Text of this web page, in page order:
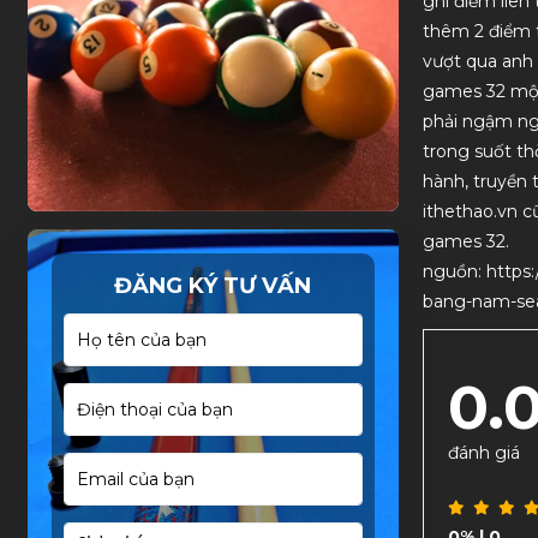
ĐĂNG KÝ TƯ VẤN
thêm 2 điểm
vượt qua
games 32
phải ngậm
trong suốt
hành, truyền
ithethao.vn
games 32.
nguồn:
bang-nam-
đánh giá